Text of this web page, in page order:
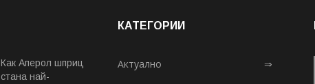
Как Аперол шприц
стана най-
КАТЕГОРИИ
Актуално ⇒